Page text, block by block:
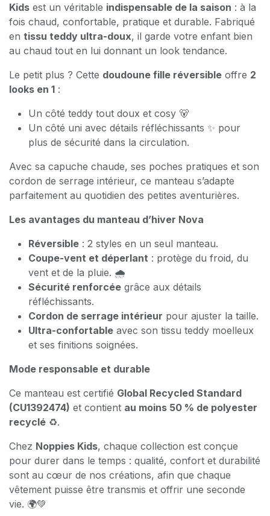
Kids est un véritable indispensable de la saison : à la
fois chaud, confortable, pratique et durable. Fabriqué
en tissu teddy ultra-doux, il garde votre enfant bien
au chaud tout en lui donnant un look tendance.
Le petit plus ? Cette doudoune fille réversible offre 2
looks en 1 :
Un côté teddy tout doux et cosy 🐻
Un côté uni avec détails réfléchissants ✨ pour
plus de sécurité dans la circulation.
Avec sa capuche chaude, ses poches pratiques et son
cordon de serrage intérieur, ce manteau s’adapte
parfaitement au quotidien des petites aventurières.
Les avantages du manteau d’hiver Nova
Réversible : 2 styles en un seul manteau.
Coupe-vent et déperlant : protège du froid, du
vent et de la pluie. 🌧️
Sécurité renforcée grâce aux détails
réfléchissants.
Cordon de serrage intérieur pour ajuster la taille.
Ultra-confortable avec son tissu teddy moelleux
et ses finitions soignées.
Mode responsable et durable
Ce manteau est certifié Global Recycled Standard
(CU1392474) et contient au moins 50 % de polyester
recyclé ♻️.
Chez Noppies Kids, chaque collection est conçue
pour durer dans le temps : qualité, confort et durabilité
sont au cœur de nos créations, afin que chaque
vêtement puisse être transmis et offrir une seconde
vie. 🌍💚